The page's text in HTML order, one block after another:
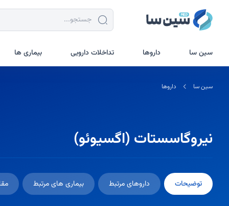
جستجو در سین سا
سین سا داروها تداخلات دارویی بیماری ها
سین سا داروها
نیروگاسستات (اگسیوئو)
توضیحات داروهای مرتبط بیماری های مرتبط